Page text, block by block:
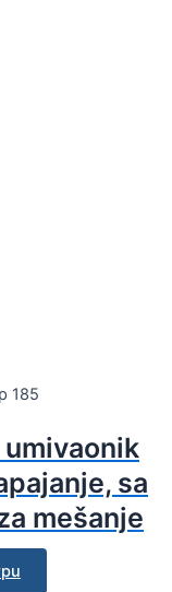
185
sa
mešanje